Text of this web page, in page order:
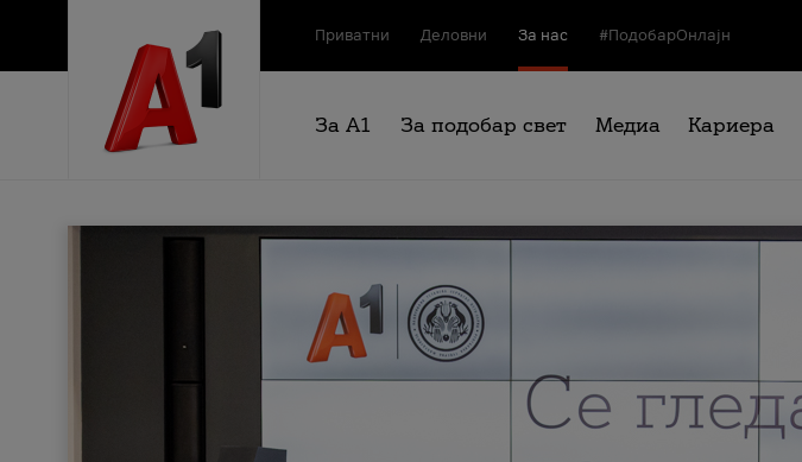
Приватни Деловни За нас #ПодобарОнлајн
За А1 За подобар свет Медиа Кариера